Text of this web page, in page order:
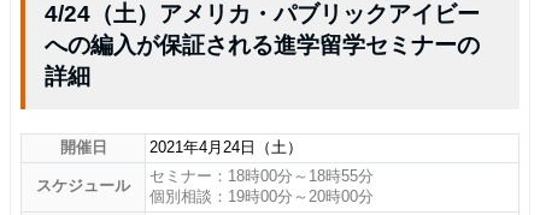
4/24（土）アメリカ・パブリックアイビー
への編入が保証される進学留学セミナーの
詳細
開催日 2021年4月24日（土）
スケジュール
セミナー：18時00分～18時55分
個別相談：19時00分～20時00分